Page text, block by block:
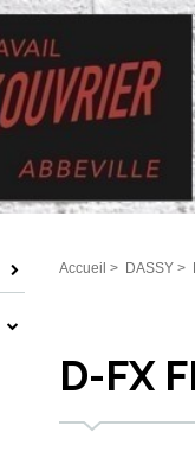
Accueil > DASSY>
D-FX